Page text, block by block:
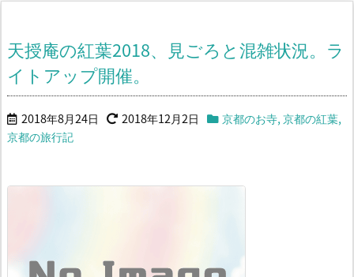
天授庵の紅葉2018、見ごろと混雑状況。ラ
イトアップ開催。
2018年8月24日 2018年12月2日 京都のお寺,京都の紅葉,
京都の旅行記